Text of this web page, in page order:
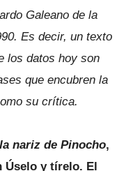
Galeano de la
Es decir, un texto
los datos hoy son
que encubren la
su crítica.
nariz de Pinocho,
Úselo y tírelo. El